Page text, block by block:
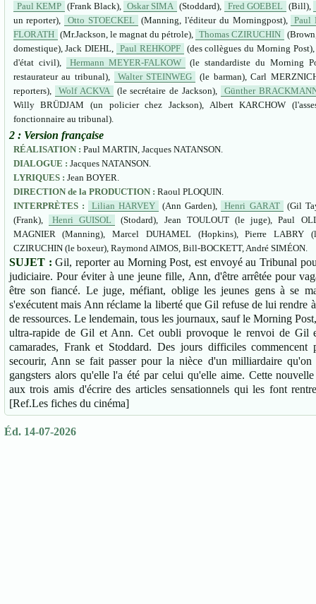
Paul KEMP (Frank Black), Oskar SIMA (Stoddard), Fred GOEBEL (Bill),
un reporter),
Otto STOECKEL (Manning, l'éditeur du Morningpost),
Paul
FLORATH (Mr.Jackson, le magnat du pétrole), Thomas CZIRUCHIN
domestique), Jack DIEHL, Paul REHKOPF
(des collègues du Morning
d'état civil),
Hermann MEYER-FALKOW
(le standardiste du Morning
restaurateur au tribunal),
Walter STEINWEG
(le barman), Carl
reporters),
Wolf ACKVA (le secrétaire de Jackson),
Günther
Willy BRÜDJAM (un policier chez Jackson), Albert KARCHOW
fonctionnaire au tribunal).
2 : Version française
RÉALISATION : Paul MARTIN, Jacques NATANSON.
DIALOGUE : Jacques NATANSON.
LYRIQUES : Jean BOYER.
DIRECTION de la PRODUCTION : Raoul PLOQUIN.
INTERPRÈTES :
Lilian HARVEY (Ann Garden), Henri GARAT
(Gil
(Frank),
Henri GUISOL
(Stodard), Jean TOULOUT (le juge), Paul
MAGNIER (Manning), Marcel DUHAMEL (Hopkins), Pierre LABRY
CZIRUCHIN (le boxeur), Raymond AIMOS, Bill-BOCKETT, André SIMÉON.
SUJET :Gil, reporter au Morning Post, est envoyé au Tribunal
judiciaire. Pour éviter à une jeune fille, Ann, d'être arrêtée pour
être son fiancé. Le juge, méfiant, oblige les jeunes gens à se
s'exécutent mais Ann réclame la liberté que Gil refuse de lui rendre
de ressources. Le lendemain, tous les journaux, sauf le Morning
ultra-rapide de Gil et Ann. Cet oubli provoque le renvoi de Gil
camarades, Frank et Stoddard. Des jours difficiles
secourir, Ann se fait passer pour la nièce d'un milliardaire qu'on
gangsters alors qu'elle l'a été par celui qu'elle aime. Cette
aux trois amis d'écrire des articles sensationnels qui les font
[Ref.Les fiches du cinéma]
Éd. 14-07-2026